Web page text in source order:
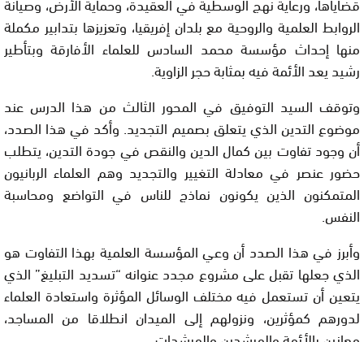
الروابط العلمية والروحية مع بلدان إفريقيا، وتعزيزها بتدابير مكملة
منها إحداث مؤسسة محمد السادس للعلماء الأفارقة وبتأطير
رشيد يعد الأئمة فيه بمثابة حجر الزاوية.
وتوقف السيد التوفيق في المحور الثالث من هذا الدرس عند
موضوع التدين الذي يتعلق بصميم التجديد. وأكد في هذا الصدد،
أن وجود تفاوت بين كمال الدين والنقص في جودة التدين، يتطلب
حضور عنصر في معادلة التغيير والتجديد وهم العلماء الربانيون
المتمكنون الذين يكونون نماذج للناس في التواضع ومحاسبة
النفس.
وأبرز في هذا الصدد أن وعي المؤسسة العلمية بهذا التفاوت هو
الذي جعلها تقبل على مشروع مجدد عنوانه “تسديد التبليغ” الذي
يتعين أن تستعمل فيه مختلف الوسائل المؤثرة واستعادة العلماء
لدورهم كمؤثرين، ونزولهم إلى الميدان انطلاقا من المساجد،